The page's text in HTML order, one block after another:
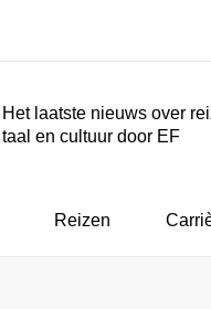
Programma's
Het laatste nieuws over
taal en cultuur door EF
Reizen